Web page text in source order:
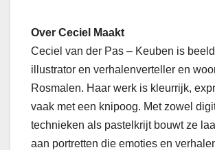
Over Ceciel Maakt
Ceciel van der Pas – Keuben is
illustrator en verhalenverteller en
Rosmalen. Haar werk is kleurrijk,
vaak met een knipoog. Met zowel
technieken als pastelkrijt bouwt ze
aan portretten die emoties en